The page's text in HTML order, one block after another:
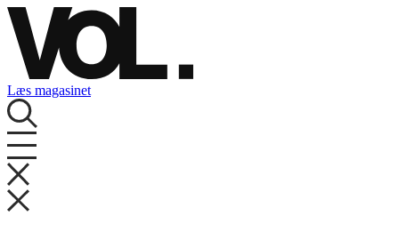
Videre
til
indhold
Læs magasinet